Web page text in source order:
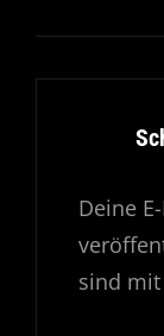
Deine
sind mit